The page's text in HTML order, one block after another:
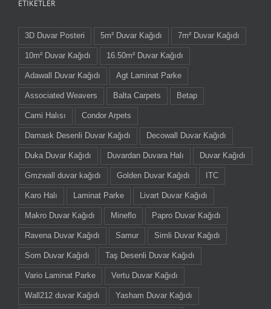
ETIKETLER
3D Duvar Posteri 5m² Duvar Kağıdı 7m² Duvar Kağıdı
10m² Duvar Kağıdı 16.50m² Duvar Kağıdı
Adawall Duvar Kağıdı Agt Laminat Parke
Associated Weavers Balta Carpets Betap
Cami Halısı Condor Arpets
Damask Desenli Duvar Kağıdı Decowall Duvar Kağıdı
Duka Duvar Kağıdı Duvardan Duvara Halı Duvar Kağıdı
Gmzwall duvar kağıdı Golden Duvar Kağıdı ITC
Karo Halı Laminat Parke Livart Duvar Kağıdı
Makro Duvar Kağıdı Mineflo Papro Duvar Kağıdı
Ravena Duvar Kağıdı Samur Simli Duvar Kağıdı
Som Duvar Kağıdı Taş Desenli Duvar Kağıdı
Vario Laminat Parke Vertu Duvar Kağıdı
Wall212 duvar Kağıdı Yasham Duvar Kağıdı